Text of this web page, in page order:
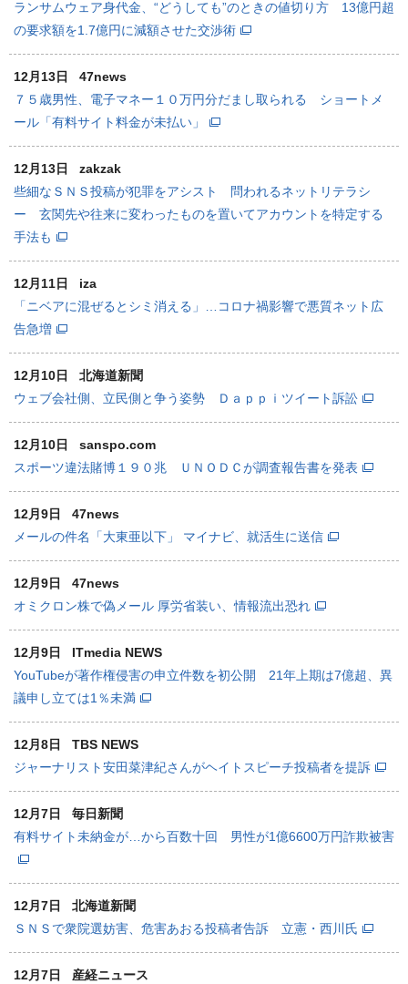
ランサムウェア身代金、“どうしても”のときの値切り方 13億円超
の要求額を1.7億円に減額させた交渉術
12月13日
47news
７５歳男性、電子マネー１０万円分だまし取られる ショートメ
ール「有料サイト料金が未払い」
12月13日
zakzak
些細なＳＮＳ投稿が犯罪をアシスト 問われるネットリテラシ
ー 玄関先や往来に変わったものを置いてアカウントを特定する
手法も
12月11日
iza
「ニベアに混ぜるとシミ消える」…コロナ禍影響で悪質ネット広
告急増
12月10日
北海道新聞
ウェブ会社側、立民側と争う姿勢 Ｄａｐｐｉツイート訴訟
12月10日
sanspo.com
スポーツ違法賭博１９０兆 ＵＮＯＤＣが調査報告書を発表
12月9日
47news
メールの件名「大東亜以下」 マイナビ、就活生に送信
12月9日
47news
オミクロン株で偽メール 厚労省装い、情報流出恐れ
12月9日
ITmedia NEWS
YouTubeが著作権侵害の申立件数を初公開 21年上期は7億超、異
議申し立ては1％未満
12月8日
TBS NEWS
ジャーナリスト安田菜津紀さんがヘイトスピーチ投稿者を提訴
12月7日
毎日新聞
有料サイト未納金が…から百数十回 男性が1億6600万円詐欺被害
12月7日
北海道新聞
ＳＮＳで衆院選妨害、危害あおる投稿者告訴 立憲・西川氏
12月7日
産経ニュース